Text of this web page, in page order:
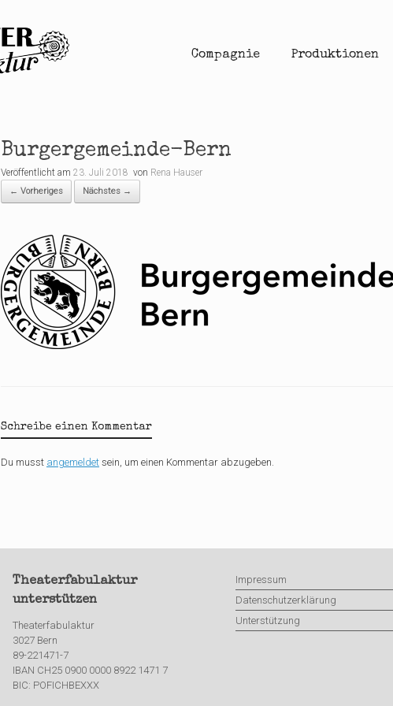
Compagnie Produktionen
Burgergemeinde-Bern
Veröffentlicht am 23. Juli 2018 von Rena Hauser
← Vorheriges Nächstes →
Schreibe einen Kommentar
Du musst angemeldet sein, um einen Kommentar abzugeben.
Theaterfabulaktur
unterstützen
Theaterfabulaktur
3027 Bern
89-221471-7
IBAN CH25 0900 0000 8922 1471 7
BIC: POFICHBEXXX
Impressum
Datenschutzerklärung
Unterstützung